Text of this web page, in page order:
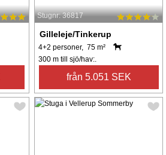
Stugnr: 36817
Gilleleje/Tinkerup
4+2 personer, 75 m²
300 m till sjö/hav:.
från 5.051 SEK